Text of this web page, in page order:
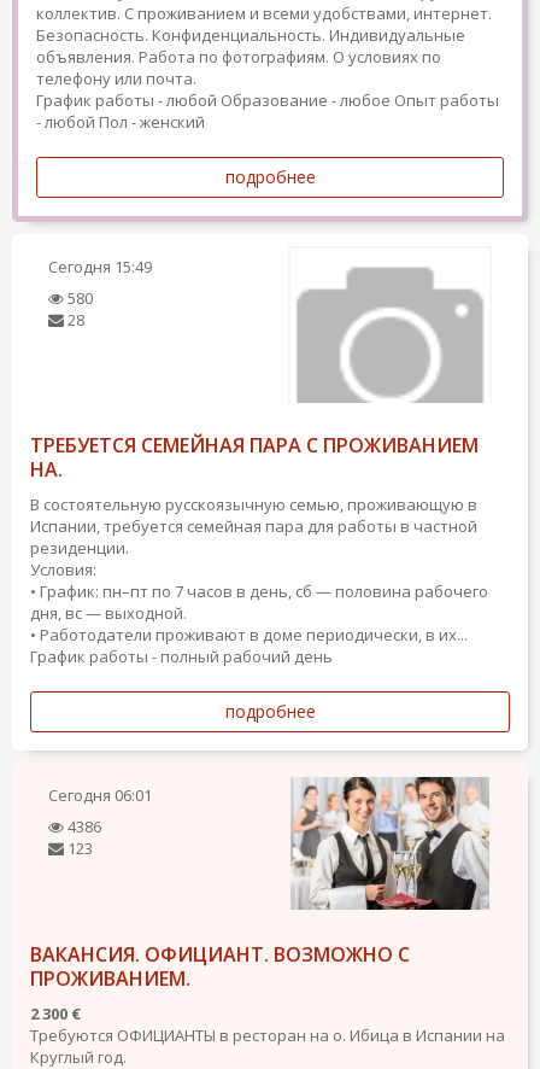
коллектив. С проживанием и всеми удобствами, интернет.
Безопасность. Конфиденциальность. Индивидуальные
объявления. Работа по фотографиям. О условиях по
телефону или почта.
График работы - любой Образование - любое Опыт работы
- любой Пол - женский
подробнее
Сегодня 15:49
580
28
ТРЕБУЕТСЯ СЕМЕЙНАЯ ПАРА С ПРОЖИВАНИЕМ
НА.
В состоятельную русскоязычную семью, проживающую в
Испании, требуется семейная пара для работы в частной
резиденции.
Условия:
• График: пн–пт по 7 часов в день, сб — половина рабочего
дня, вс — выходной.
• Работодатели проживают в доме периодически, в их...
График работы - полный рабочий день
подробнее
Сегодня 06:01
4386
123
ВАКАНСИЯ. ОФИЦИАНТ. ВОЗМОЖНО С
ПРОЖИВАНИЕМ.
2 300 €
Требуются ОФИЦИАНТЫ в ресторан на о. Ибица в Испании на
Круглый год.